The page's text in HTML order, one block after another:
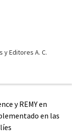
y Editores A. C.
y REMY en
en las